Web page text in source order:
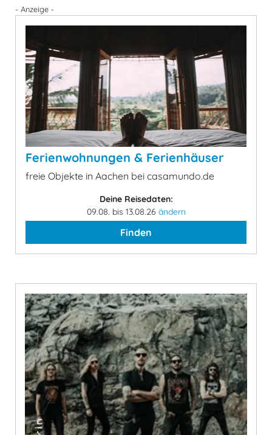
- Anzeige -
Ferienwohnungen & Ferienhäuser
freie Objekte in Aachen bei casamundo.de
Deine Reisedaten:
09.08. bis 13.08.26 ändern
Finden